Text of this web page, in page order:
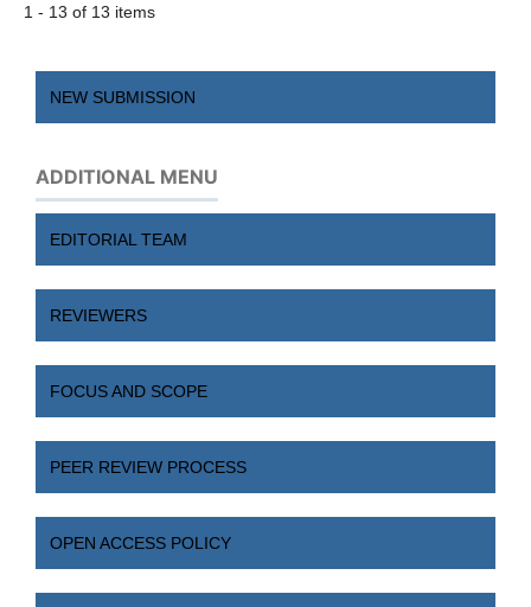
1 - 13 of 13 items
NEW SUBMISSION
ADDITIONAL MENU
EDITORIAL TEAM
REVIEWERS
FOCUS AND SCOPE
PEER REVIEW PROCESS
OPEN ACCESS POLICY